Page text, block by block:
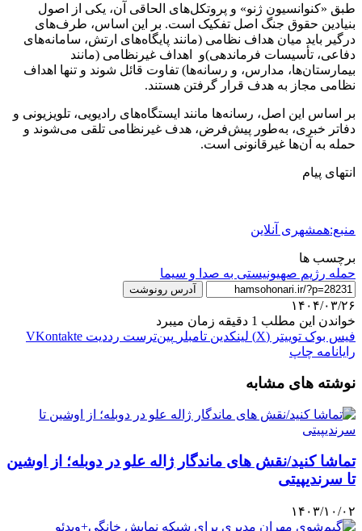
طبق «کنوانسیون ژنو» و پروتکل‌های الحاقی آن، یکی از اصول
بنیادین حقوق جنگ اصل تفکیک است. بر این اساس، طرف‌های
درگیر باید میان هداف نظامی (مانند پایگاه‌های ارتش، سامانه‌های
دفاعی، تأسیسات فرماندهی)و اهداف غیرنظامی (مانند
بیمارستان‌ها، مدارس، و رسانه‌ها) تفاوت قائل شوند و تنها اهداف
نظامی مجاز به هدف قرار گرفتن هستند.
بر اساس این اصل، رسانه‌ها مانند ایستگاه‌های رادیویی، تلویزیونی و
دفاتر خبری، به‌طور پیش‌فرض، هدف غیرنظامی تلقی می‌شوند و
حمله به آن‌ها غیرقانونی است.
انتهای پیام
منبع:همشهری آنلاین
برچسب ها
حمله رژیم صهیونیستی به صدا و سیما
آدرس رونوشت
۱۴۰۴/۰۳/۲۶
خواندن این مطلب 1 دقیقه زمان میبرد
فیس بوک توییتر (X) لینکدین ‫تامبلر ‫پین‌ترست ‫رددیت ‫VKontakte
رایانامه چاپ
نوشته های مشابه
تماشا کنید/نقش های ماندگار ژاله علو در دوبله؛ از اوشین
تا سرندیپیتی
۱۴۰۳/۱۰/۰۲